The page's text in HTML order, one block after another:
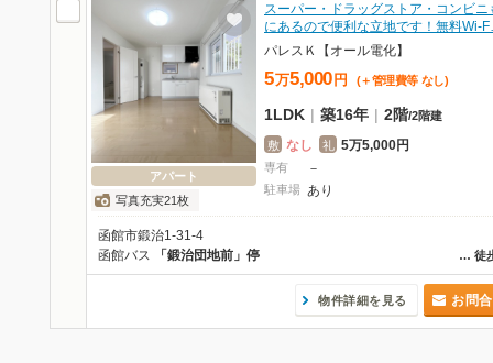
アパート
写真充実21枚
スーパー・ドラッグストア・コンビニ
にあるので便利な立地です！無料Wi-
パレスＫ【オール電化】
5万5,000 円 (＋管理費等 なし)
1LDK | 築16年 | 2階/2階建
敷 なし 礼 5万5,000円
専有 －
駐車場 あり
函館市鍛治1-31-4
… 徒
函館バス 「鍛治団地前」停
物件詳細を見る お問